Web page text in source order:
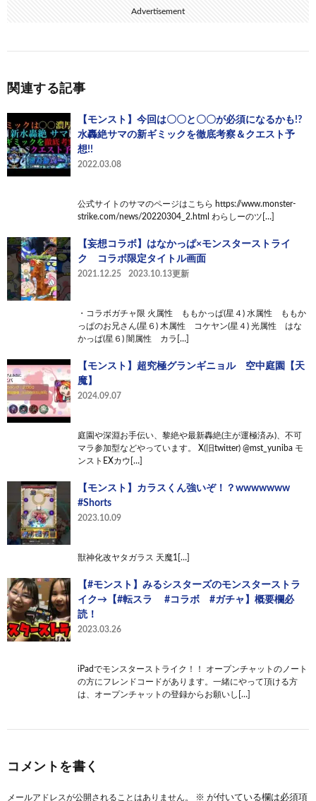
Advertisement
関連する記事
【モンスト】今回は〇〇と〇〇が必須になるかも!?
水轟絶サマの新ギミックを徹底考察＆クエスト予
想!!
2022.03.08
公式サイトのサマのページはこちら https://www.monster-
strike.com/news/20220304_2.html わらしーのツ[…]
【妄想コラボ】はなかっぱ×モンスターストライ
ク コラボ限定タイトル画面
2021.12.25 2023.10.13更新
・コラボガチャ限 火属性 ももかっぱ(星４) 水属性 ももか
っぱのお兄さん(星６) 木属性 コケヤン(星４) 光属性 はな
かっぱ(星６) 闇属性 カラ[…]
【モンスト】超究極グランギニョル 空中庭園【天
魔】
2024.09.07
庭園や深淵お手伝い、黎絶や最新轟絶(主が運極済み)、不可
マラ参加型などやっています。 X(旧twitter) @mst_yuniba モ
ンストEXカウ[…]
【モンスト】カラスくん強いぞ！？wwwwwww
#Shorts
2023.10.09
獣神化改ヤタガラス 天魔1[…]
【#モンスト】みるシスターズのモンスターストラ
イク→【#転スラ #コラボ #ガチャ】概要欄必
読！
2023.03.26
iPadでモンスターストライク！！ オープンチャットのノート
の方にフレンドコードがあります。一緒にやって頂ける方
は、オープンチャットの登録からお願いし[…]
コメントを書く
メールアドレスが公開されることはありません。 ※ が付いている欄は必須項